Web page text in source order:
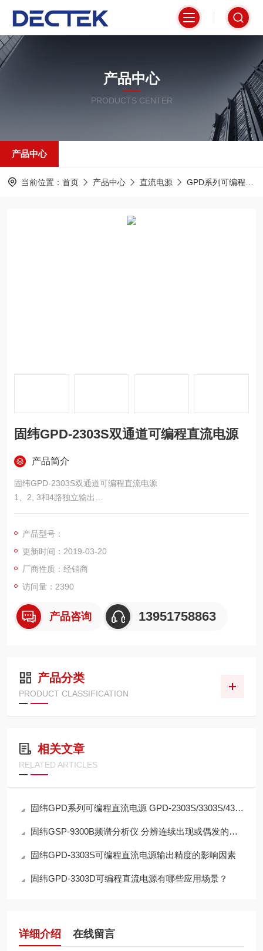
产品中心
PRODUCTS CENTER
产品中心
当前位置： 首页 产品中心 直流电源 GPD系列可编程直流电源
固纬GPD-2303S双通道可编程直流电源
产品简介
固纬GPD-2303S双通道可编程直流电源
1、2, 3和4路独立输出
2、4组LED显示：小数点后三位（GPD-2303S/3303S/4303S）
GPD-2303S/3303S/4303S （1mV/1mA）
GPD-3303D （100mV/10mA）
4、数字面板控制（旋转编码开关，带指示灯的硅胶按键）
产品型号：
更新时间：2019-03-20
厂商性质：经销商
访问量：2390
产品咨询 13951758863
产品分类
PRODUCT CLASSIFICATION
相关文章
RELATED ARTICLES
固纬GPD系列可编程直流电源 GPD-2303S/3303S/4303S/3303D 智能型温控风扇
固纬GSP-9300B频谱分析仪 分辨连续出现或偶发的信号
固纬GPD-3303S可编程直流电源输出精度的影响因素
固纬GPD-3303D可编程直流电源有哪些应用场景？
详细介绍 在线留言